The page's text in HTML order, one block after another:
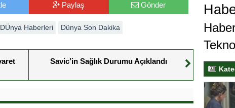
Paylaş Gönder
DÜnya Haberleri Dünya Son Dakika
Savic’in Sağlık Durumu Açıklandı